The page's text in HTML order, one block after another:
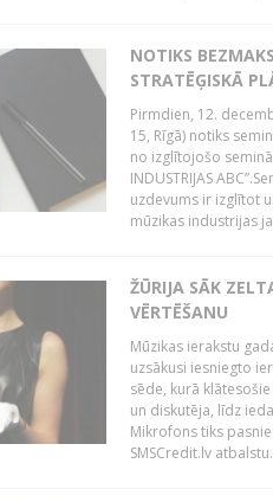
NOTIKS
STRATĒĢISKĀ
Pirmdien, 12.
15, Rīgā) notiks
no izglītojošo
INDUSTRIJAS
uzdevums ir izglītot
mūzikas industrijas
ŽŪRIJA SĀK
VĒRTĒŠANU
Mūzikas ierakstu
uzsākusi iesniegto
sēde, kurā
un diskutēja, līdz
Mikrofons tiks
SMSCredit.lv